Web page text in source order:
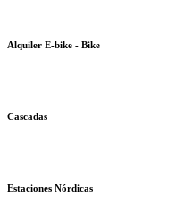
Alquiler E-bike - Bike
Cascadas
Estaciones Nórdicas